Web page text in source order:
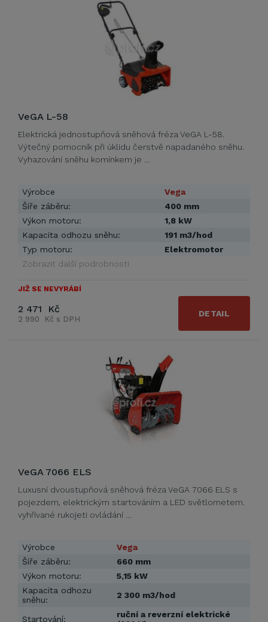
VeGA L-58
Elektrická jednostupňová sněhová fréza VeGA L-58.
Výtečný pomocník při úklidu čerstvě napadaného sněhu.
Vyhazování sněhu komínkem je …
Výrobce
Vega
Šíře záběru:
400 mm
Výkon motoru:
1,8 kW
Kapacita odhozu sněhu:
191 m3/hod
Typ motoru:
Elektromotor
Zobrazit další podrobnosti
JIŽ SE NEVYRÁBÍ
2 471 Kč
2 990 Kč s DPH
DETAIL
VeGA 7066 ELS
Luxusní dvoustupňová sněhová fréza VeGA 7066 ELS s
pojezdem, elektrickým startováním a LED světlometem.
vyhřívané rukojeti ovládání …
Výrobce
Vega
Šíře záběru:
660 mm
Výkon motoru:
5,15 kW
Kapacita odhozu
sněhu:
2 300 m3/hod
Startování:
ruční a reverzní elektrické